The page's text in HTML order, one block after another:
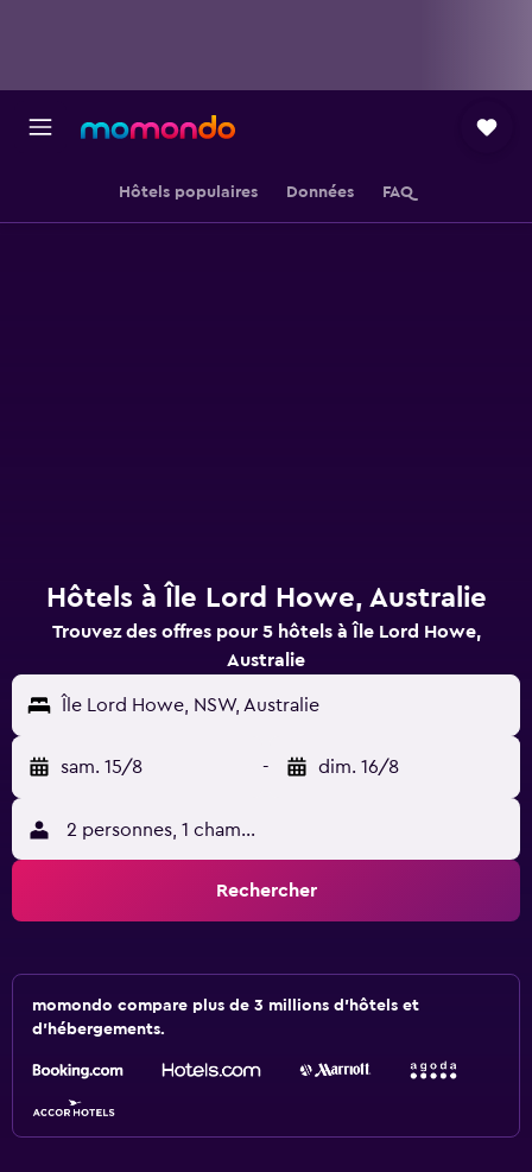
Hôtels populaires Données FAQ
Hôtels à Île Lord Howe, Australie
Trouvez des offres pour 5 hôtels à Île Lord Howe,
Australie
Île Lord Howe, NSW, Australie
sam. 15/8 - dim. 16/8
2 personnes, 1 chambre
Rechercher
momondo compare plus de 3 millions d'hôtels et
d'hébergements.